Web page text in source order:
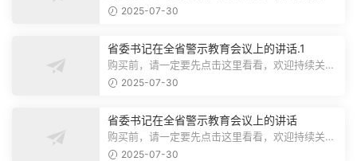
注，精彩模板每天推送预览结束，本文...
2025-07-30
省委书记在全省警示教育会议上的讲话.1
购买前，请一定要先点击这里看看，欢迎持续关
注，精彩模板每天推送预览结束，本文...
2025-07-30
省委书记在全省警示教育会议上的讲话
购买前，请一定要先点击这里看看，欢迎持续关
注，精彩模板每天推送预览结束，本文...
2025-07-30